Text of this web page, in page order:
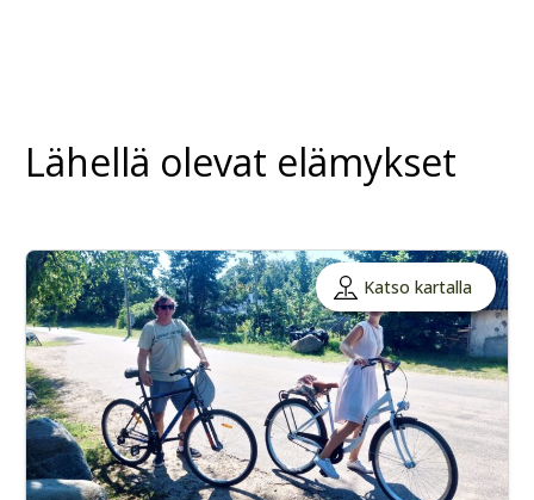
Lähellä olevat elämykset
Katso kartalla